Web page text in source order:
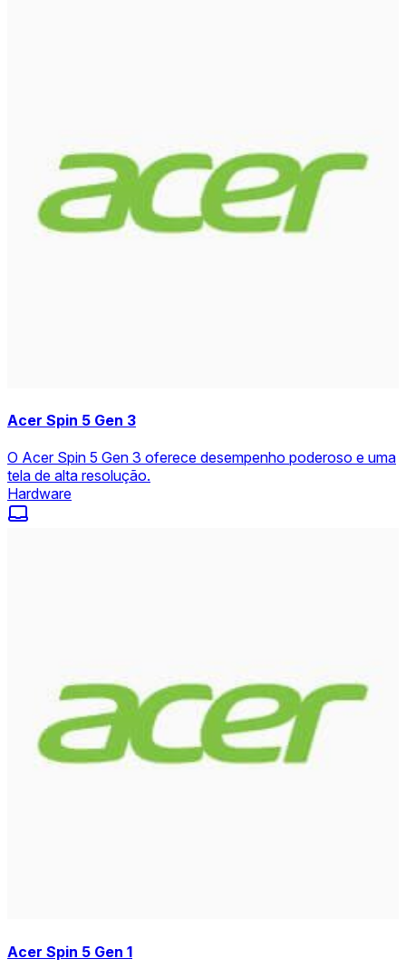
Acer Spin 5 Gen 3
O Acer Spin 5 Gen 3 oferece desempenho poderoso e uma
tela de alta resolução.
Hardware
Acer Spin 5 Gen 1